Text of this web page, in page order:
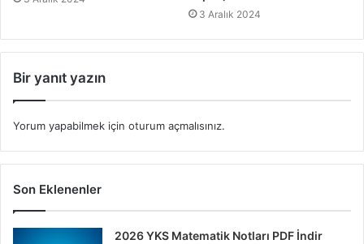
3 Aralık 2024
Bir yanıt yazın
Yorum yapabilmek için oturum açmalısınız.
Son Eklenenler
2026 YKS Matematik Notları PDF İndir